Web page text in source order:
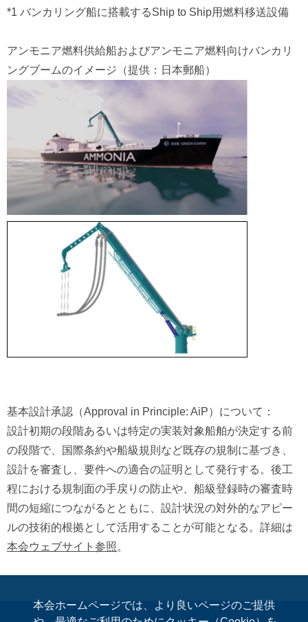
本会ホームページでは、より良いページのご提供
*1 バンカリング船に搭載するShip to Ship用燃料移送設備
アンモニア燃料供給船およびアンモニア燃料向けバンカリ
ングブームのイメージ（提供：日本郵船）
基本設計承認（Approval in Principle: AiP）について：
設計初期の段階あるいは特定の実装対象船舶が決定する前
の段階で、国際条約や船級規則など既存の規制に基づき、
設計を審査し、要件への適合の証明として発行する。後工
程における規制面の手戻りの防止や、船級登録時の審査時
間の短縮につながるとともに、設計状況の対外的なアピー
ルの技術的根拠として活用することが可能となる。詳細は
本会ウェブサイト参照 。